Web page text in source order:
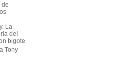
de
La
del
bigote
Tony